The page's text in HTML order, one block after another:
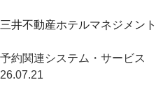
三井不動産ホテルマネジメン
予約関連システム・サービス
26.07.21